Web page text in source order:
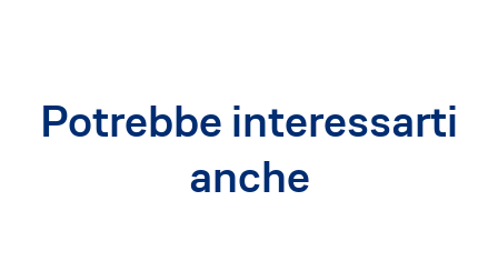
Potrebbe interessarti
anche